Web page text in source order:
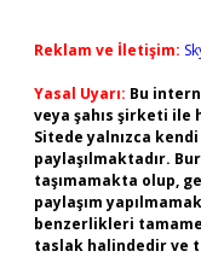
Reklam ve İletişim:
Yasal Uyarı: Bu
veya şahıs şirketi ile
Sitede yalnızca
paylaşılmaktadır.
taşımamakta olup,
paylaşım
benzerlikleri
taslak halindedir ve